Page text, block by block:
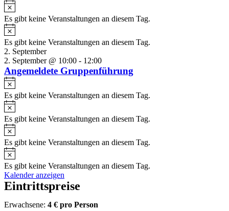
Es gibt keine Veranstaltungen an diesem Tag.
Es gibt keine Veranstaltungen an diesem Tag.
2. September
2. September @ 10:00 - 12:00
Angemeldete Gruppenführung
Es gibt keine Veranstaltungen an diesem Tag.
Es gibt keine Veranstaltungen an diesem Tag.
Es gibt keine Veranstaltungen an diesem Tag.
Es gibt keine Veranstaltungen an diesem Tag.
Kalender anzeigen
Eintrittspreise
Erwachsene: 4 € pro Person